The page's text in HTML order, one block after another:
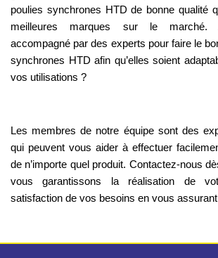
poulies synchrones HTD de bonne qualité
meilleures marques sur le marché.
accompagné par des experts pour faire le
synchrones HTD afin qu’elles soient
vos utilisations ?
Les membres de notre équipe sont des
qui peuvent vous aider à effectuer
de n’importe quel produit. Contactez-nous
vous garantissons la réalisation de
satisfaction de vos besoins en vous